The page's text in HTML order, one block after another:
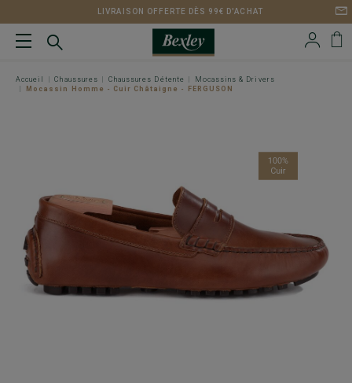
LIVRAISON OFFERTE DÈS 99€ D'ACHAT
Accueil Chaussures Chaussures Détente
Mocassins & Drivers
Mocassin Homme - Cuir Châtaigne - FERGUSON